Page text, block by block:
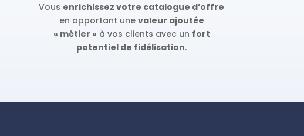
Vous enrichissez votre catalogue d’offre
en apportant une valeur ajoutée
« métier » à vos clients avec un fort
potentiel de fidélisation.